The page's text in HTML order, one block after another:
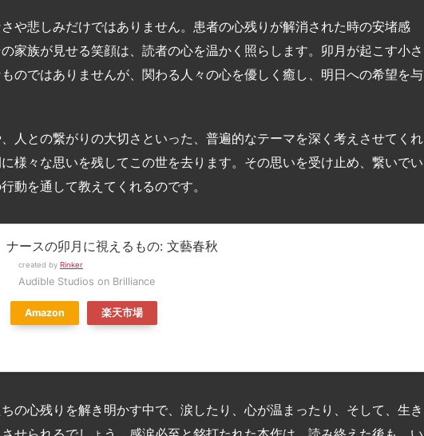
や悲しみだけではありません。患者の心残りが解消された時の安堵感
家族が見せる笑顔は、読者の心を温かく照らします。卯月が起こす小さ
のではありませんが、関わる人々の心を優しく癒し、明日への希望を与
人との繋がりの大切さといった、普遍的なテーマを深く考えさせてくれ
様々な思いを残してこの世を去ります。その思いを受け止め、繋いでい
動を通して教えてくれるのです。
ナースの卯月に視えるもの: 文藝春秋
created by Rinker
Audible Studios on Brilliance
Amazon 楽天市場
の心残りを解き明かす中で、涙したり、心が温まったり、そして、生き